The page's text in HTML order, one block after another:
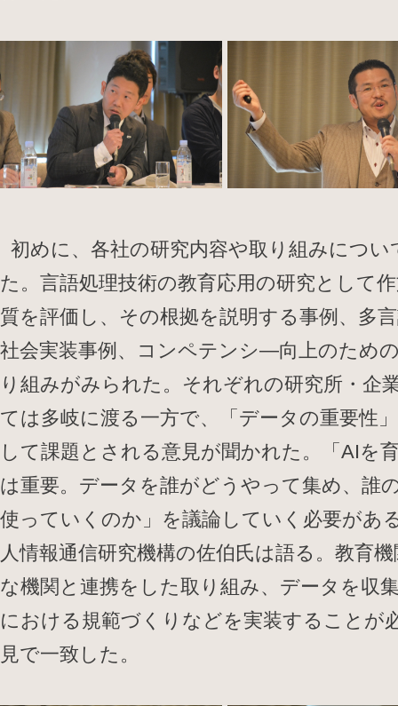
初めに、各社の研究内容や取り組みにつ
た。言語処理技術の教育応用の研究として
質を評価し、その根拠を説明する事例、多
社会実装事例、コンペテンシ―向上のため
り組みがみられた。それぞれの研究所・企
ては多岐に渡る一方で、「データの重要性
して課題とされる意見が聞かれた。「AIを
は重要。データを誰がどうやって集め、誰
使っていくのか」を議論していく必要があ
人情報通信研究機構の佐伯氏は語る。教育
な機関と連携をした取り組み、データを収
における規範づくりなどを実装することが
見で一致した。